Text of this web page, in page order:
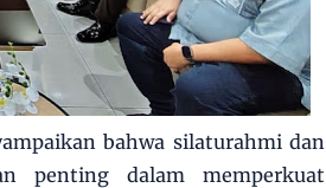
bahwa silaturahmi dan
penting dalam memperkuat